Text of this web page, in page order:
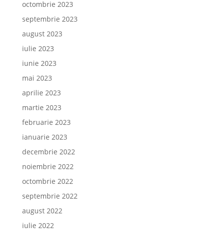
octombrie 2023
septembrie 2023
august 2023
iulie 2023
iunie 2023
mai 2023
aprilie 2023
martie 2023
februarie 2023
ianuarie 2023
decembrie 2022
noiembrie 2022
octombrie 2022
septembrie 2022
august 2022
iulie 2022